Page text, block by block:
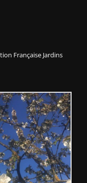
Française Jardins